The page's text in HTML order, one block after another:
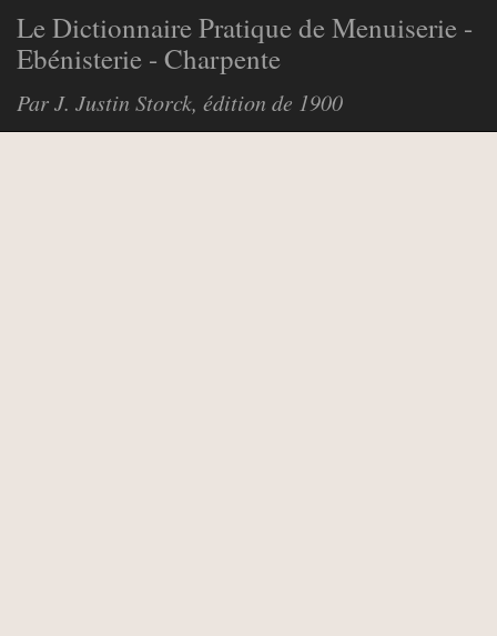
Le Dictionnaire Pratique de Menuiserie -
Ebénisterie - Charpente
Par J. Justin Storck, édition de 1900